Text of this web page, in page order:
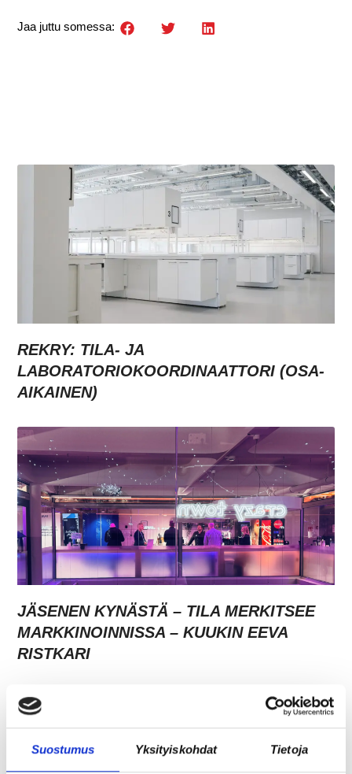
Suostumus Yksityiskohdat Tietoja
Jaa juttu somessa:
REKRY: TILA- JA
LABORATORIOKOORDINAATTORI (OSA-
AIKAINEN)
JÄSENEN KYNÄSTÄ – TILA MERKITSEE
MARKKINOINNISSA – KUUKIN EEVA
RISTKARI